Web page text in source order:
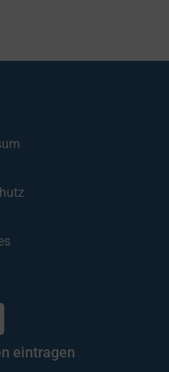
eintragen